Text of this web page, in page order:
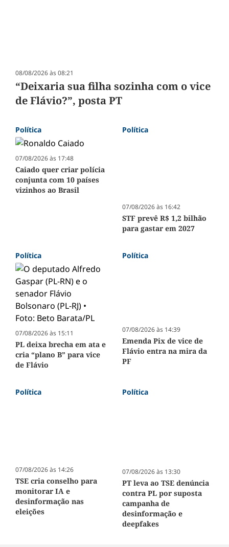
08/08/2026 às 08:21
“Deixaria sua filha sozinha com o vice
de Flávio?”, posta PT
Política
07/08/2026 às 17:48
Caiado quer criar polícia
conjunta com 10 países
vizinhos ao Brasil
Política
07/08/2026 às 16:42
STF prevê R$ 1,2 bilhão
para gastar em 2027
Política
07/08/2026 às 15:11
PL deixa brecha em ata e
cria “plano B” para vice
de Flávio
Política
07/08/2026 às 14:39
Emenda Pix de vice de
Flávio entra na mira da
PF
Política
07/08/2026 às 14:26
TSE cria conselho para
monitorar IA e
desinformação nas
eleições
Política
07/08/2026 às 13:30
PT leva ao TSE denúncia
contra PL por suposta
campanha de
desinformação e
deepfakes